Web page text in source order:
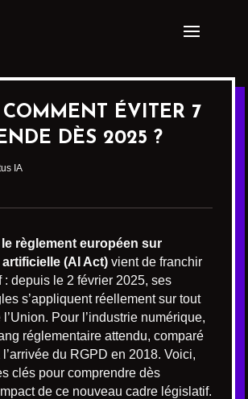
ÉVITER 7
DÈS 2025 ?
IA
le règlement européen sur
artificielle (AI Act) vient de franchir
: depuis le 2 février 2025, ses
s’appliquent réellement sur tout
l’Union. Pour l’industrie numérique,
réglementaire attendu, comparé
du RGPD en 2018. Voici,
clés pour comprendre dès
de ce nouveau cadre législatif.